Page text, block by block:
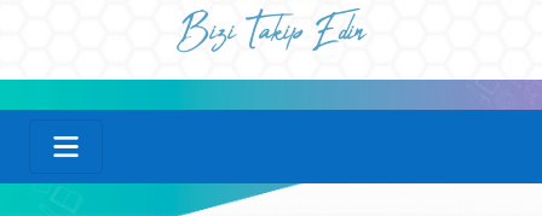
Bizi Takip Edin